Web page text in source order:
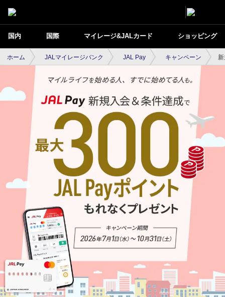
国内 国際 マイレージ&JALカード ショッピング
ホーム JALマイレージバンク JAL Pay キャンペーン
新規入会キャンペーン〔2026年第2弾〕